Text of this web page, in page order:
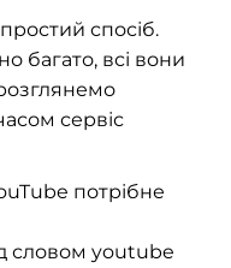
спосіб.
багато, всі вони
сервіс
потрібне
словом youtube